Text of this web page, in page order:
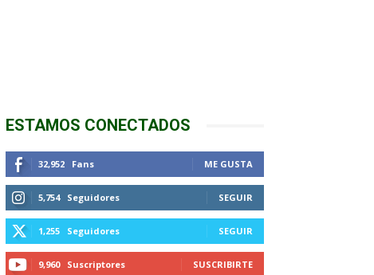
ESTAMOS CONECTADOS
32,952 Fans ME GUSTA
5,754 Seguidores SEGUIR
1,255 Seguidores SEGUIR
9,960 Suscriptores SUSCRIBIRTE